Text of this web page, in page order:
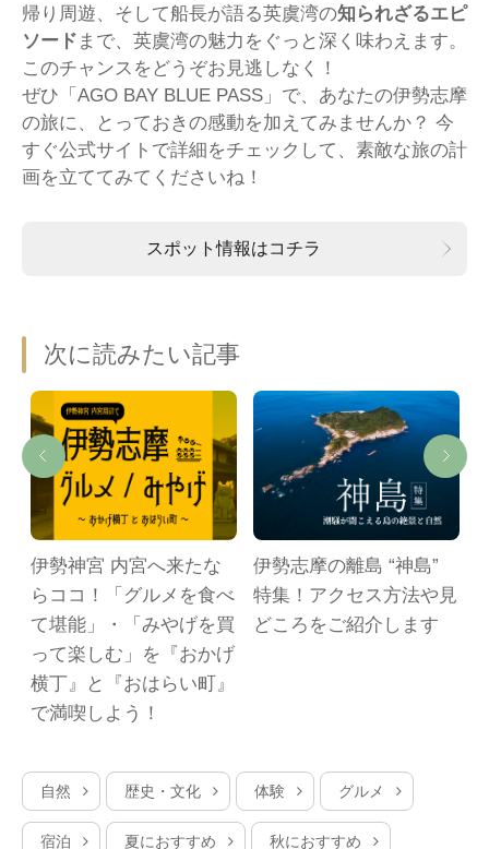
帰り周遊、そして船長が語る英虞湾の知られざるエピ
ソード まで、英虞湾の魅力をぐっと深く味わえます。
このチャンスをどうぞお見逃しなく！
ぜひ「AGO BAY BLUE PASS」で、あなたの伊勢志摩
の旅に、とっておきの感動を加えてみませんか？ 今
すぐ公式サイトで詳細をチェックして、素敵な旅の計
画を立ててみてくださいね！
スポット情報はコチラ
次に読みたい記事
伊勢神宮 内宮へ来たな
らココ！「グルメを食べ
て堪能」・「みやげを買
って楽しむ」を『おかげ
横丁』と『おはらい町』
で満喫しよう！
伊勢志摩の離島 “神島”
特集！アクセス方法や見
どころをご紹介します
自然 歴史・文化 体験 グルメ
宿泊 夏におすすめ 秋におすすめ